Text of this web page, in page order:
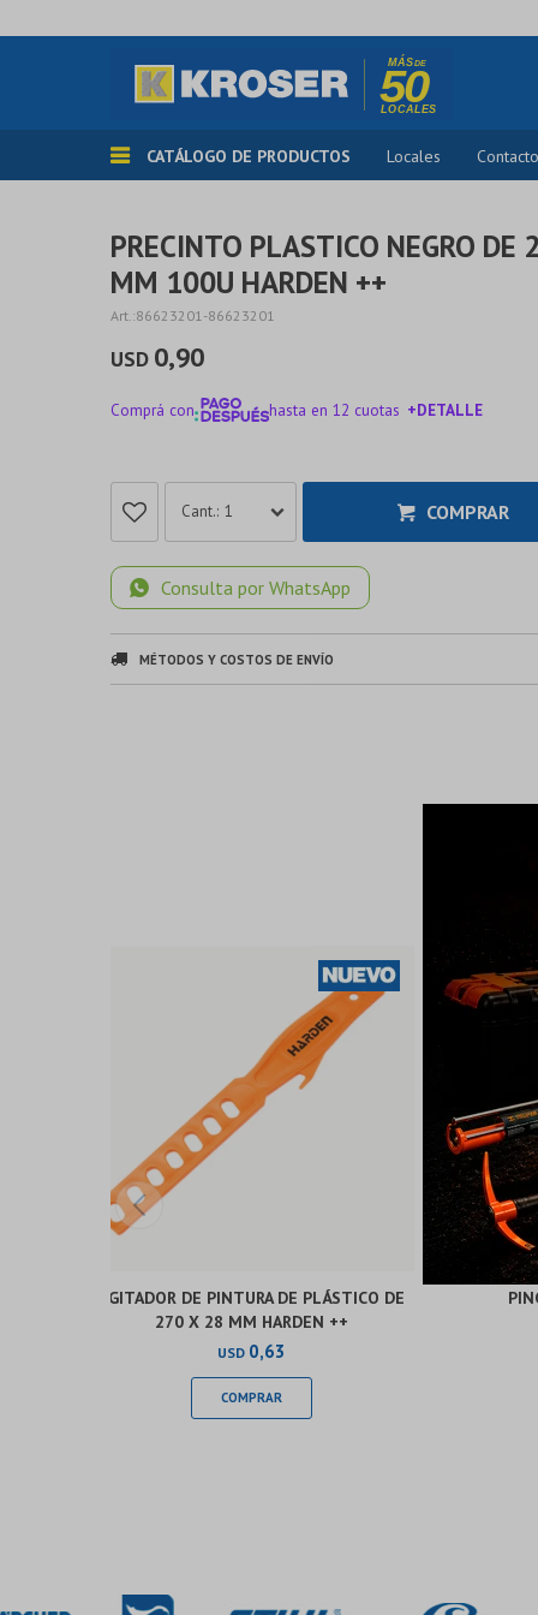
CATÁLOGO DE PRODUCTOS Locales Contacto
PRECINTO PLASTICO NEGRO DE
MM 100U HARDEN ++
86623201-86623201
USD 0,90
Comprá con hasta en 12 cuotas +DETALLE
1 COMPRAR
Consulta por WhatsApp
MÉTODOS Y COSTOS DE ENVÍO
AGITADOR DE PINTURA DE PLÁSTICO DE
270 X 28 MM HARDEN ++
USD 0,63